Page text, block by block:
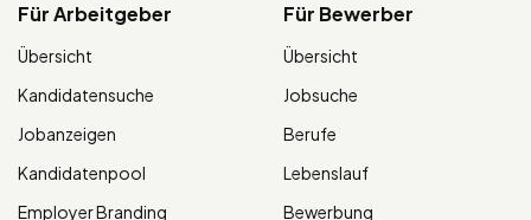
Für Arbeitgeber
Übersicht
Kandidatensuche
Jobanzeigen
Kandidatenpool
Employer Branding
Für Bewerber
Übersicht
Jobsuche
Berufe
Lebenslauf
Bewerbung